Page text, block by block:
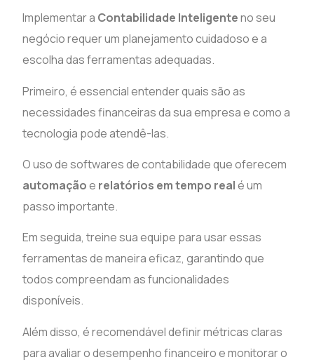
Implementar a Contabilidade Inteligenteno seu
negócio requer um planejamento cuidadoso e a
escolha das ferramentas adequadas.
Primeiro, é essencial entender quais são as
necessidades financeiras da sua empresa e como a
tecnologia pode atendê-las.
O uso de softwares de contabilidade que oferecem
automaçãoe relatórios em tempo realé um
passo importante.
Em seguida, treine sua equipe para usar essas
ferramentas de maneira eficaz, garantindo que
todos compreendam as funcionalidades
disponíveis.
Além disso, é recomendável definir métricas claras
para avaliar o desempenho financeiro e monitorar o